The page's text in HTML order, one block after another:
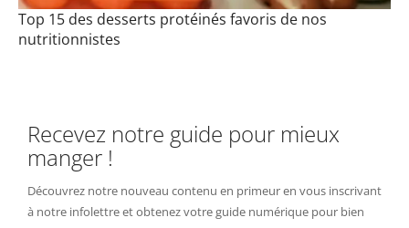
Top 15 des desserts protéinés favoris de nos
nutritionnistes
Recevez notre guide pour mieux
manger !
Découvrez notre nouveau contenu en primeur en vous inscrivant
à notre infolettre et obtenez votre guide numérique pour bien